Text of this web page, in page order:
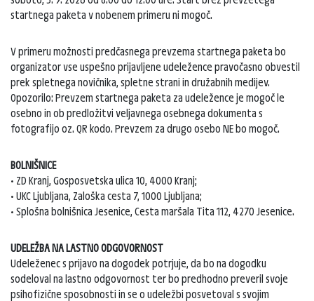
startnega paketa v nobenem primeru ni mogoč.
V primeru možnosti predčasnega prevzema startnega paketa bo
organizator vse uspešno prijavljene udeležence pravočasno obvestil
prek spletnega novičnika, spletne strani in družabnih medijev.
Opozorilo: Prevzem startnega paketa za udeležence je mogoč le
osebno in ob predložitvi veljavnega osebnega dokumenta s
fotografijo oz. QR kodo. Prevzem za drugo osebo NE bo mogoč.
BOLNIŠNICE
• ZD Kranj, Gosposvetska ulica 10, 4000 Kranj;
• UKC Ljubljana, Zaloška cesta 7, 1000 Ljubljana;
• Splošna bolnišnica Jesenice, Cesta maršala Tita 112, 4270 Jesenice.
UDELEŽBA NA LASTNO ODGOVORNOST
Udeleženec s prijavo na dogodek potrjuje, da bo na dogodku
sodeloval na lastno odgovornost ter bo predhodno preveril svoje
psihofizične sposobnosti in se o udeležbi posvetoval s svojim